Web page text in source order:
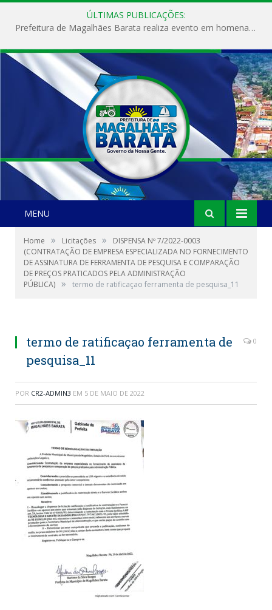
ÚLTIMAS PUBLICAÇÕES:
Prefeitura de Magalhães Barata realiza evento em homenagem ao Dia Internacional da Mulher
MENU
Home » Licitações »
DISPENSA Nº 7/2022-0003
(CONTRATAÇÃO DE EMPRESA ESPECIALIZADA NO FORNECIMENTO
DE ASSINATURA DE FERRAMENTA DE PESQUISA E COMPARAÇÃO
DE PREÇOS PRATICADOS PELA ADMINISTRAÇÃO
PÚBLICA) » termo de ratificaçao ferramenta de pesquisa_11
termo de ratificaçao ferramenta de
pesquisa_11
0
POR CR2-ADMIN3 EM 5 DE MAIO DE 2022